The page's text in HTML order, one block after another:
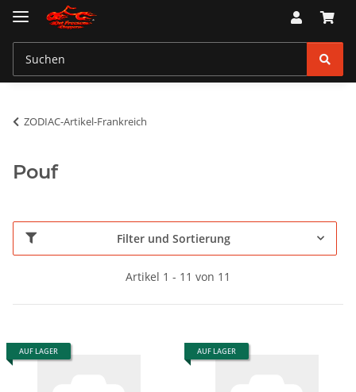
ZODIAC-Artikel-Frankreich
Pouf
Filter und Sortierung
Artikel 1 - 11 von 11
AUF LAGER AUF LAGER